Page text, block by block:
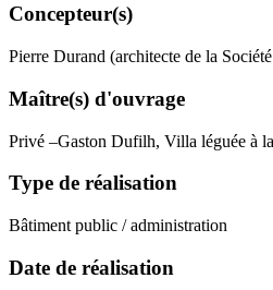
Concepteur(s)
Pierre Durand (architecte de la
Maître(s) d'ouvrage
Privé –Gaston Dufilh, Villa léguée à
Type de réalisation
Bâtiment public / administration
Date de réalisation